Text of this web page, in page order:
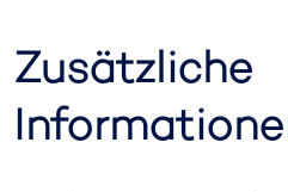
Zusätzliche